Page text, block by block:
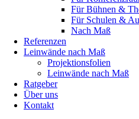
Für Bühnen &
Für Schulen &
Nach Maß
Referenzen
Leinwände nach Maß
Projektionsfolien
Leinwände nach Maß
Ratgeber
Über uns
Kontakt